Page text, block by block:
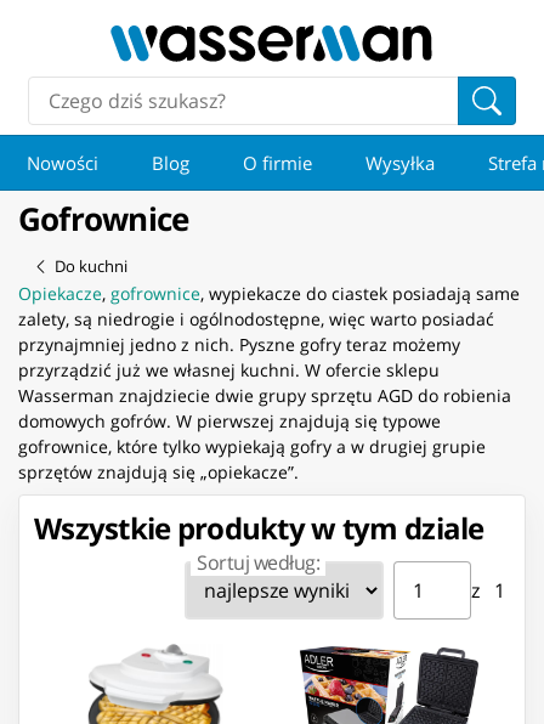
Nowości Blog O firmie Wysyłka Strefa
Gofrownice
Do kuchni
Opiekacze, gofrownice, wypiekacze do ciastek posiadają same
zalety, są niedrogie i ogólnodostępne, więc warto posiadać
przynajmniej jedno z nich. Pyszne gofry teraz możemy
przyrządzić już we własnej kuchni. W ofercie sklepu
Wasserman znajdziecie dwie grupy sprzętu AGD do robienia
domowych gofrów. W pierwszej znajdują się typowe
gofrownice, które tylko wypiekają gofry a w drugiej grupie
sprzętów znajdują się „opiekacze”.
Wszystkie produkty w tym dziale
Sortuj według: Strona ⁨1⁩ z ⁨1⁩
z ⁨1⁩
Przejdź do strony